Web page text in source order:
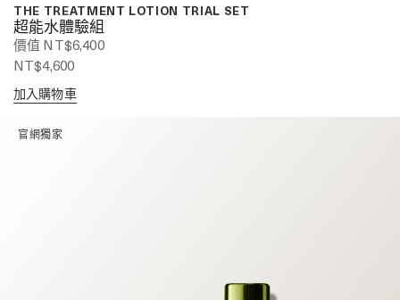
THE TREATMENT LOTION TRIAL SET
超能水體驗組
價值 NT$6,400
NT$4,600
加入購物車
官網獨家